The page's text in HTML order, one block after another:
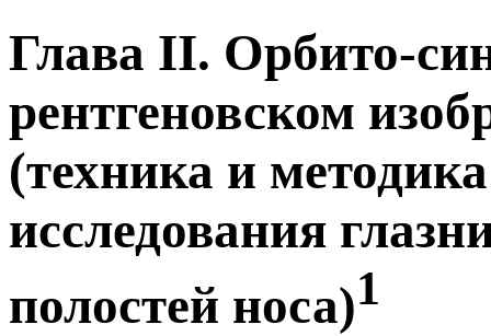
Глава II. Орбито-
рентгеновском
(техника и
исследования
полостей носа)1